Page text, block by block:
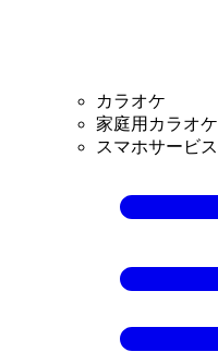
カラオケ
家庭用カラオケ
スマホサービス